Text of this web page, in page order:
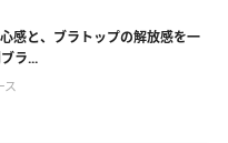
感と、ブラトップの解放感を一
ラ...
ス